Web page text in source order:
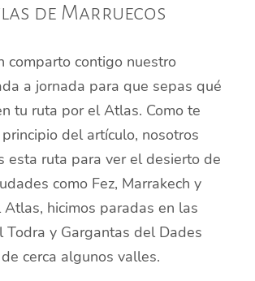
de Marruecos
comparto contigo nuestro
a jornada para que sepas qué
tu ruta por el Atlas. Como te
del artículo, nosotros
esta ruta para ver el desierto de
como Fez, Marrakech y
Atlas, hicimos paradas en las
Todra y Gargantas del Dades
cerca algunos valles.